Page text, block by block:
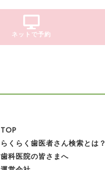
ネットで予約
TOP
らくらく歯医者さん検索とは？
歯科医院の皆さまへ